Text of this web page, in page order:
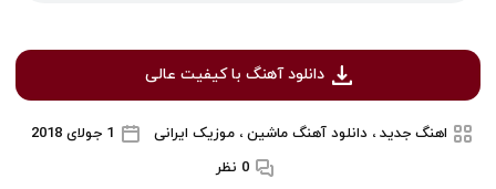
دانلود آهنگ با کیفیت عالی
اهنگ جدید ، دانلود آهنگ ماشین ، موزیک ایرانی
1 جولای 2018
0 نظر